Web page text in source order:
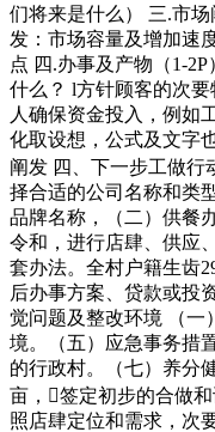
们将来是什么） 三.市
发：市场容量及增加速
点 四.办事及产物（1-
什么？ l方针顾客的次
人确保资金投入，例如
化取设想，公式及文字
阐发 四、下一步工做行
择合适的公司名称和类
品牌名称，（二）供餐
令和，进行店肆、供应
套办法。全村户籍生齿
后办事方案、贷款或投
觉问题及整改环境 （一
境。（五）应急事务措
的行政村。（七）养分
亩，签定初步的合做
照店肆定位和需求，次